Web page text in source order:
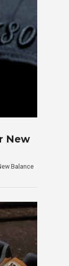
New
Balance